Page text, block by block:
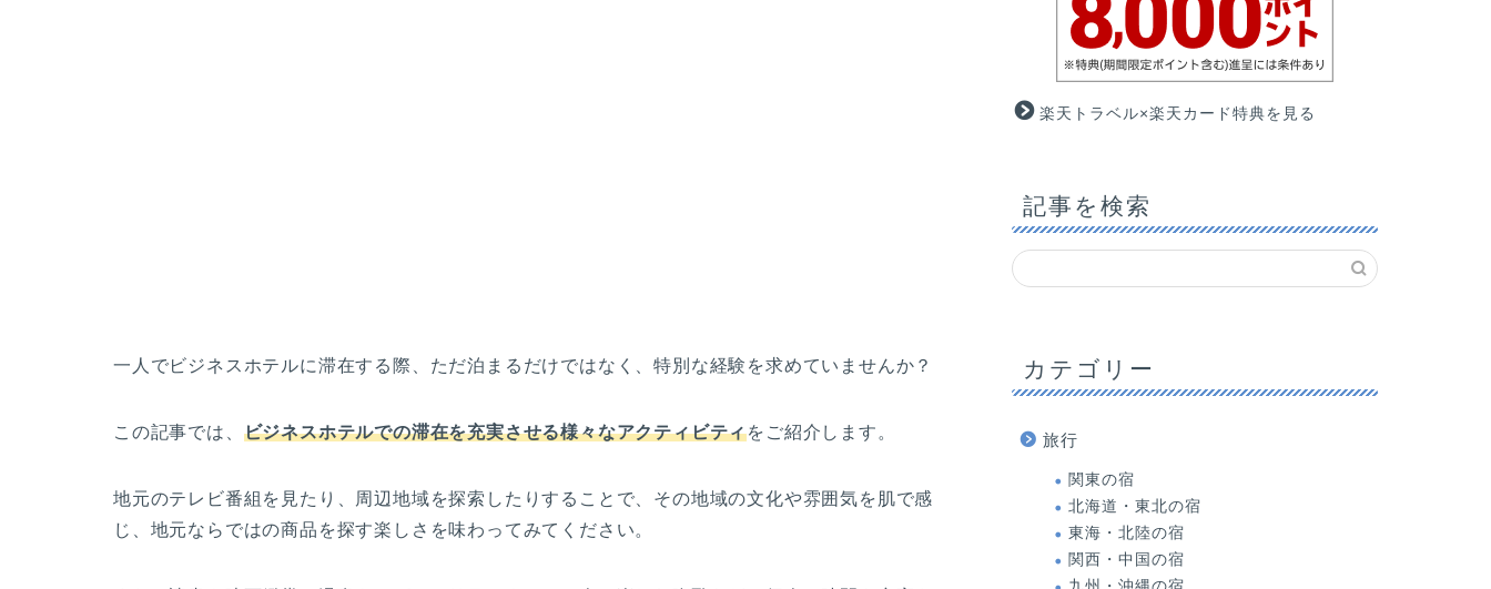
一人でビジネスホテルに滞在する際、ただ泊まるだけではなく、特別な経験を求めていませんか？
この記事では、 ビジネスホテルでの滞在を充実させる様々なアクティビティをご紹介します。
地元のテレビ番組を見たり、周辺地域を探索したりすることで、その地域の文化や雰囲気を肌で感
じ、地元ならではの商品を探す楽しさを味わってみてください。
楽天トラベル×楽天カード特典を見る
記事を検索
カテゴリー
旅行
関東の宿
北海道・東北の宿
東海・北陸の宿
関西・中国の宿